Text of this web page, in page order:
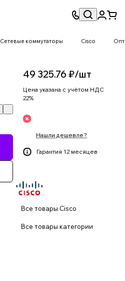
Сетевые коммутаторы Cisco
49 325.76 ₽/шт
Цена указана с учётом НДС
22%
Нашли дешевле?
Гарантия 12 месяцев
Все товары Cisco
Все товары категории